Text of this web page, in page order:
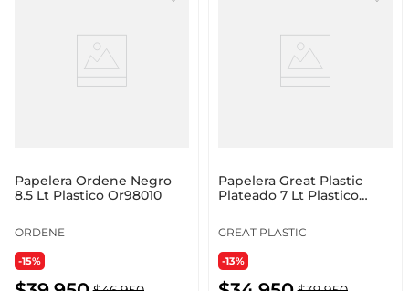
Papelera Ordene Negro
8.5 Lt Plastico Or98010
ORDENE
-15%
Papelera Great Plastic
Plateado 7 Lt Plastico
GREAT PLASTIC
-13%